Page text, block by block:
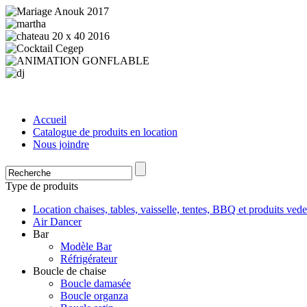
Accueil
Catalogue de produits en location
Nous joindre
Type de produits
Location chaises, tables, vaisselle, tentes, BBQ et produits
Air Dancer
Bar
Modèle Bar
Réfrigérateur
Boucle de chaise
Boucle damasée
Boucle organza